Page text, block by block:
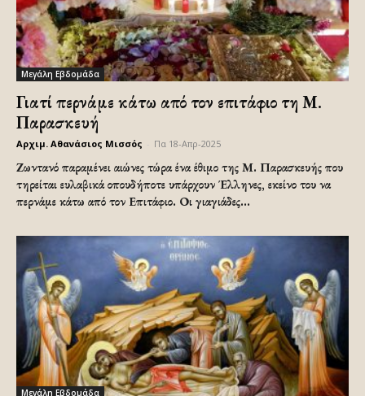
Μεγάλη Εβδομάδα
Γιατί περνάμε κάτω από τον επιτάφιο τη Μ.
Παρασκευή
Αρχιμ. Αθανάσιος Μισσός Πα 18-Απρ-2025
Ζωντανό παραμένει αιώνες τώρα ένα έθιμο της Μ. Παρασκευής που
τηρείται ευλαβικά οπουδήποτε υπάρχουν Έλληνες, εκείνο του να
περνάμε κάτω από τον Επιτάφιο. Οι γιαγιάδες...
Μεγάλη Εβδομάδα